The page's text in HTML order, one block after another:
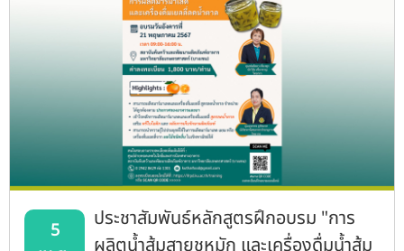
5
ประชาสัมพันธ์หลักสูตรฝึกอบรม "การ
ผลิตน้ำส้มสายชูหมัก และเครื่องดื่มน้ำส้ม